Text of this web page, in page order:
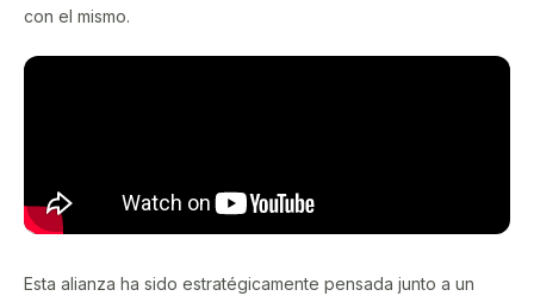
con el mismo.
Esta alianza ha sido estratégicamente pensada junto a un